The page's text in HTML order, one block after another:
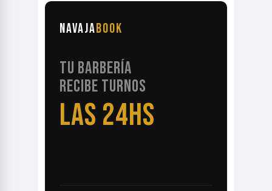
NAVAJABOOK
TU BARBERÍA
RECIBE TURNOS
LAS 24HS